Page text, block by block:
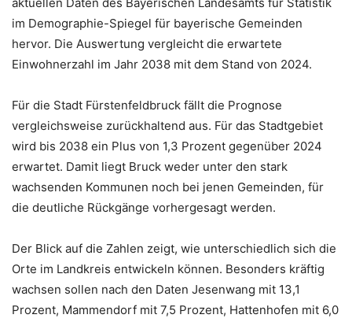
im Demographie-Spiegel für bayerische Gemeinden
hervor. Die Auswertung vergleicht die erwartete
Einwohnerzahl im Jahr 2038 mit dem Stand von 2024.
Für die Stadt Fürstenfeldbruck fällt die Prognose
vergleichsweise zurückhaltend aus. Für das Stadtgebiet
wird bis 2038 ein Plus von 1,3 Prozent gegenüber 2024
erwartet. Damit liegt Bruck weder unter den stark
wachsenden Kommunen noch bei jenen Gemeinden, für
die deutliche Rückgänge vorhergesagt werden.
Der Blick auf die Zahlen zeigt, wie unterschiedlich sich die
Orte im Landkreis entwickeln können. Besonders kräftig
wachsen sollen nach den Daten Jesenwang mit 13,1
Prozent, Mammendorf mit 7,5 Prozent, Hattenhofen mit 6,0